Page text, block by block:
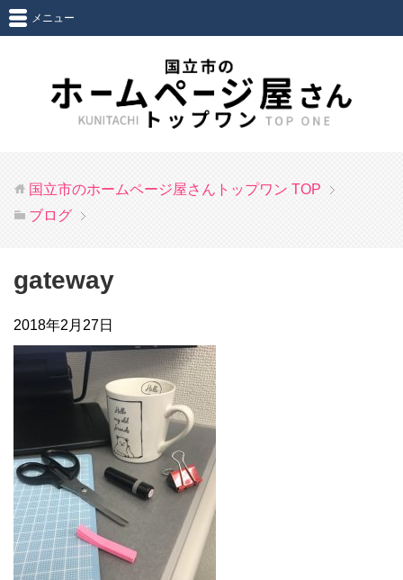
メニュー
国立市のホームページ屋さんトップワン TOP
ブログ
gateway
2018年2月27日